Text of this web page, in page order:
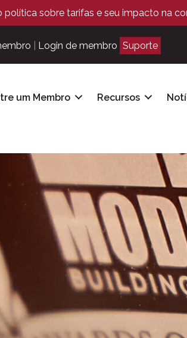
política sobre tarifas e seu impacto na
Login de membro Suporte
um Membro Recursos